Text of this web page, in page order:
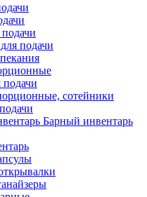
подачи
сотейники
Барный инвентарь